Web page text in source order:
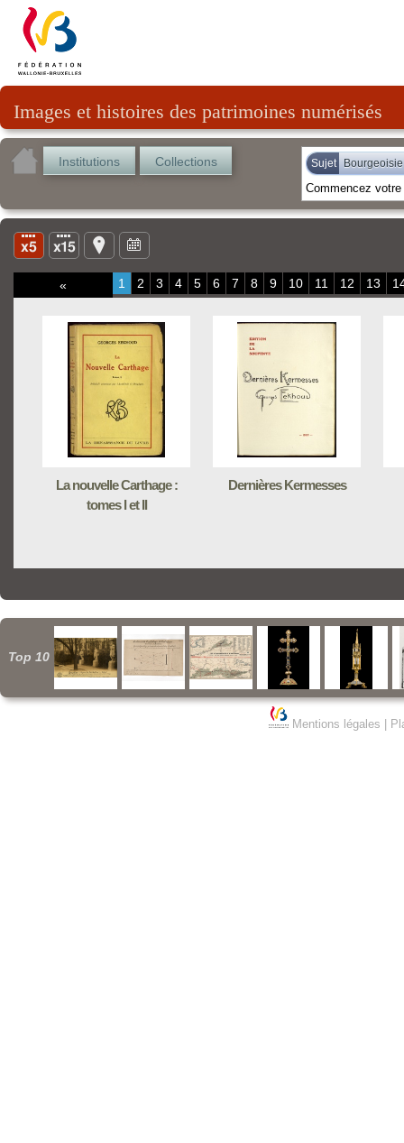
Images et histoires des patrimoines numérisés
Institutions Collections Sujet Bourgeoisie
« 1 2 3 4 5 6 7 8 9 10 11 12 13
La nouvelle Carthage :
tomes I et II
Dernières Kermesses
Top 10
Mentions légales